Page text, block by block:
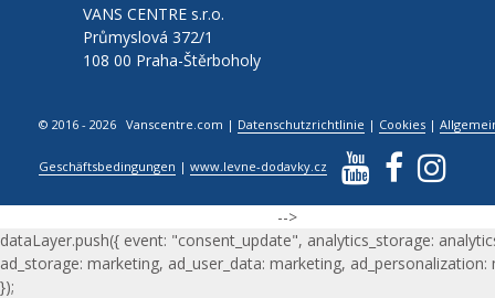
VANS CENTRE s.r.o.
Průmyslová 372/1
108 00 Praha-Štěrboholy
© 2016 - 2026 Vanscentre.com | Datenschutzrichtlinie | Cookies |
Geschäftsbedingungen |www.levne-dodavky.cz
-->
dataLayer.push({ event: "consent_update", analytics_storage:
ad_storage: marketing, ad_user_data: marketing, ad_personalization:
});